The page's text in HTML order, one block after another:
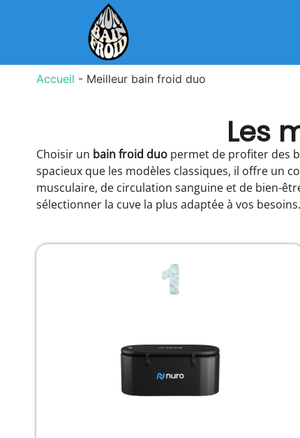
Accueil - Meilleur bain froid duo
Les
Choisir un bain froid duo permet de profiter des
spacieux que les modèles classiques, il offre un
musculaire, de circulation sanguine et de bien-
sélectionner la cuve la plus adaptée à vos